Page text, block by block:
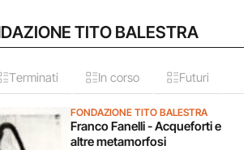
TITO BALESTRA
Terminati In corso Futuri
FONDAZIONE TITO BALESTRA
Franco Fanelli - Acqueforti e
altre metamorfosi